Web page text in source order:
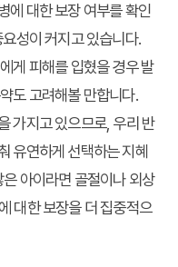
에 대한 보장 여부를 확인
성이 커지고 있습니다.
게 피해를 입혔을 경우 발
도 고려해볼 만합니다.
가지고 있으므로, 우리 반
유연하게 선택하는 지혜
아이라면 골절이나 외상
대한 보장을 더 집중적으